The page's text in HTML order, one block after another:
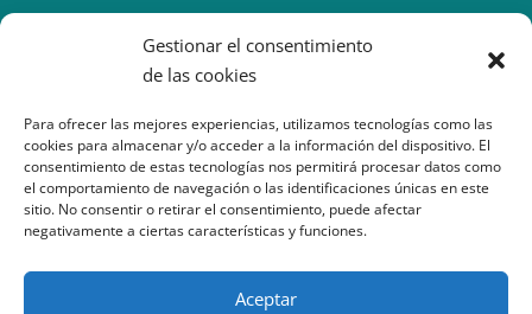
Gestionar el consentimiento
de las cookies
Para ofrecer las mejores experiencias, utilizamos tecnologías como las
cookies para almacenar y/o acceder a la información del dispositivo. El
consentimiento de estas tecnologías nos permitirá procesar datos como
el comportamiento de navegación o las identificaciones únicas en este
sitio. No consentir o retirar el consentimiento, puede afectar
negativamente a ciertas características y funciones.
Aceptar
Copyright © 2022 IMEOInformación Paciente
Imeo. Aviso legal|Politica Cookies